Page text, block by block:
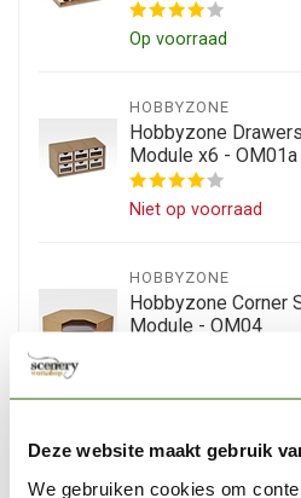
Deze website maakt gebruik
We gebruiken cookies om
Op voorraad
HOBBYZONE
Hobbyzone Drawers
Module x6 - OM01a
Niet op voorraad
HOBBYZONE
Hobbyzone Corner
Module - OM04
HOBBYZONE